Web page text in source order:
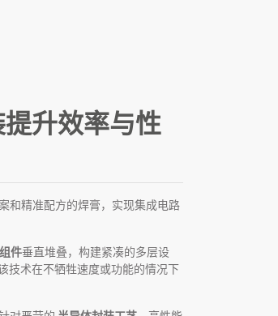
升效率与性
和精准配方的焊膏，实现集成电路
件垂直堆叠，构建紧凑的多层设
技术在不牺牲速度或功能的情况下